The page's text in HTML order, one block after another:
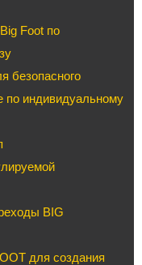
Foot по
безопасного
индивидуальному
BIG
для создания